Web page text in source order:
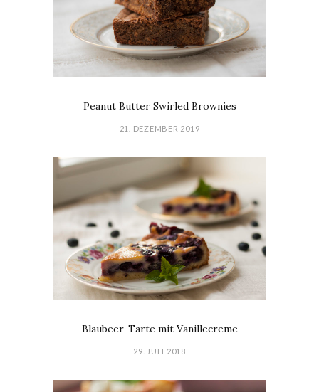
Peanut Butter Swirled Brownies
21. DEZEMBER 2019
Blaubeer-Tarte mit Vanillecreme
29. JULI 2018